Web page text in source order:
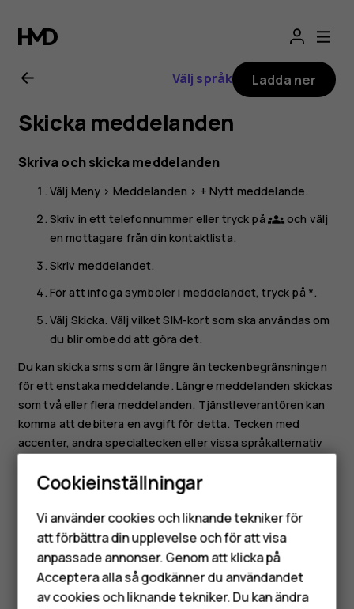
HMD
110
4G
Smartphones
Mobiltelefoner
Tillbehör
Välj språk Ladda ner
Skicka meddelanden
Skriva och skicka meddelanden
Välj Meny > Meddelanden > + Nytt meddelande.
Skriv in ett telefonnummer eller tryck på groupsoch välj
en mottagare från din kontaktlista.
Skriv meddelandet.
För att infoga symboler i meddelandet, tryck på *.
Välj Skicka. Välj vilket SIM-kort som ska användas om
du blir ombedd att göra det.
Du kan skicka sms som är längre än teckenbegränsningen
för ett enstaka meddelande. Längre meddelanden skickas
som två eller flera meddelanden. Tjänstleverantören kan
komma att debitera en avgift för detta. Tecken med
accenter, andra specialtecken eller vissa språkalternativ
kan skickas i ett enstaka meddelande.
Var detta till hjälp?
Cookieinställningar
Vi använder cookies och liknande tekniker för
att förbättra din upplevelse och för att visa
anpassade annonser. Genom att klicka på
Acceptera alla så godkänner du användandet
av cookies och liknande tekniker. Du kan ändra